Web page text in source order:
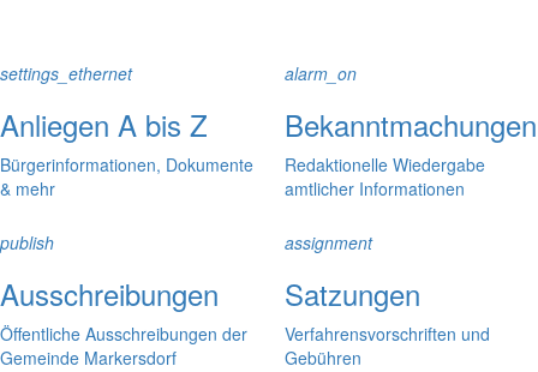
settings_ethernet
Anliegen A bis Z
Bürgerinformationen, Dokumente
& mehr
alarm_on
Bekanntmachungen
Redaktionelle Wiedergabe
amtlicher Informationen
publish
Ausschreibungen
Öffentliche Ausschreibungen der
Gemeinde Markersdorf
assignment
Satzungen
Verfahrensvorschriften und
Gebühren